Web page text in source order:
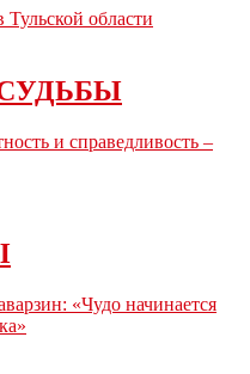
Тульской области
и справедливость –
«Чудо начинается